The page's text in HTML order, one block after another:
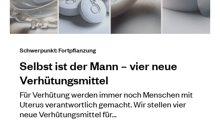
Schwerpunkt: Fortpflanzung
Selbst ist der Mann – vier neue
Verhütungsmittel
Für Verhütung werden immer noch Menschen mit
Uterus verantwortlich gemacht. Wir stellen vier
neue Verhütungsmittel für…